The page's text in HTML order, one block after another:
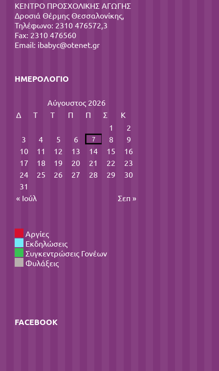
ΚΕΝΤΡΟ ΠΡΟΣΧΟΛΙΚΗΣ ΑΓΩΓΗΣ
Δροσιά Θέρμης Θεσσαλονίκης,
Τηλέφωνο: 2310 476572,3
Fax: 2310 476560
Email: ibabyc@otenet.gr
ΗΜΕΡΟΛΌΓΙΟ
Αύγουστος 2026
Δ
Τ Τ Π Π Σ
Κ
1
2
3
4 5 6 7 8
9
10
11 12 13 14 15
16
17
18 19 20 21 22
23
24
25 26 27 28 29
30
31
« Ιούλ
Σεπ »
Αργίες
Εκδηλώσεις
Συγκεντρώσεις Γονέων
Φυλάξεις
FACEBOOK